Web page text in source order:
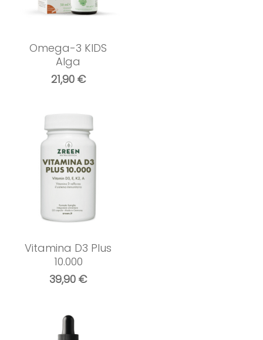
Omega-3 KIDS
Alga
21,90 €
Vitamina D3 Plus
10.000
39,90€